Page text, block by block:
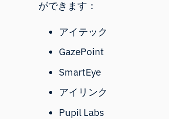
ができます：
アイテック
GazePoint
SmartEye
アイリンク
Pupil Labs